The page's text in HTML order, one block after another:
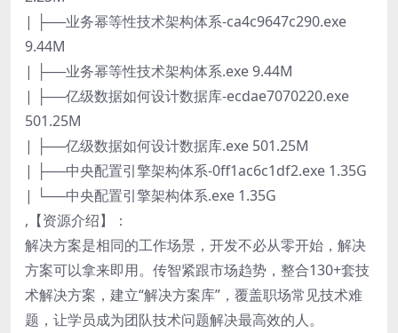
| ├──业务幂等性技术架构体系-ca4c9647c290.exe
9.44M
| ├──业务幂等性技术架构体系.exe 9.44M
| ├──亿级数据如何设计数据库-ecdae7070220.exe
501.25M
| ├──亿级数据如何设计数据库.exe 501.25M
| ├──中央配置引擎架构体系-0ff1ac6c1df2.exe 1.35G
| └──中央配置引擎架构体系.exe 1.35G
,【资源介绍】：
解决方案是相同的工作场景，开发不必从零开始，解决
方案可以拿来即用。传智紧跟市场趋势，整合130+套技
术解决方案，建立“解决方案库”，覆盖职场常见技术难
题，让学员成为团队技术问题解决最高效的人。